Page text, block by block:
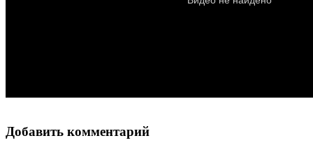
Добавить комментарий